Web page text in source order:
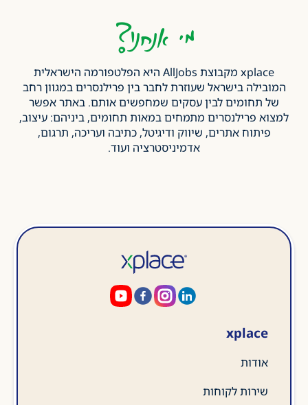
מי אנחנו?
xplace מקבוצת AllJobs היא הפלטפורמה הישראלית
המובילה בישראל שעוזרת לחבר בין פרילנסרים במגוון רחב
של תחומים לבין עסקים שמחפשים אותם. באתר אפשר
למצוא פרילנסרים מתמחים במאות תחומים, ביניהם: עיצוב,
פיתוח אתרים, שיווק ודיגיטל, כתיבה ועריכה, תרגום,
אדמיניסטרציה ועוד.
xplace
אודות
שירות לקוחות